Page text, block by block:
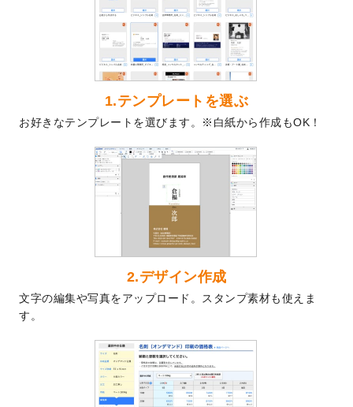
を公開いたしました。
喪中はがきのデザインテンプレート
いたしました。
2025年版1月始まりのカレンダーデザイン
テンプレート
を公開いたしました。
なりました！
プラスチックカードのデザインテンプレー
トを追加しました。
回数券のデザインテンプレート
した。
暑中見舞いのデザインテンプレート
しました。
メッセージカードのデザインテンプレート
を追加しました。
2024/6/14
エコノミータイプののぼりが作成できるよ
うになりました！
【新商品】のぼり
が作成できるようになり
1.テンプレートを選ぶ
お好きなテンプレートを選びます。※白紙から作成もOK！
2.デザイン作成
文字の編集や写真をアップロード。スタンプ素材も使えま
す。